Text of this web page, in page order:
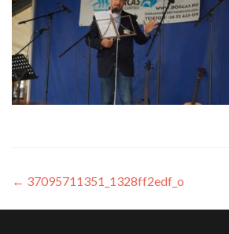
← 37095711351_1328ff2edf_o